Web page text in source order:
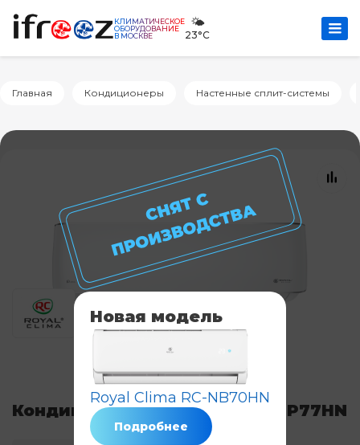
КЛИМАТИЧЕСКОЕ
ОБОРУДОВАНИЕ
В МОСКВЕ
🌤️
23°C
Главная Кондиционеры Настенные сплит-системы
Кондиционер Royal Clima RC-P77HN
Новая модель
Royal Clima RC-NB70HN
Подробнее